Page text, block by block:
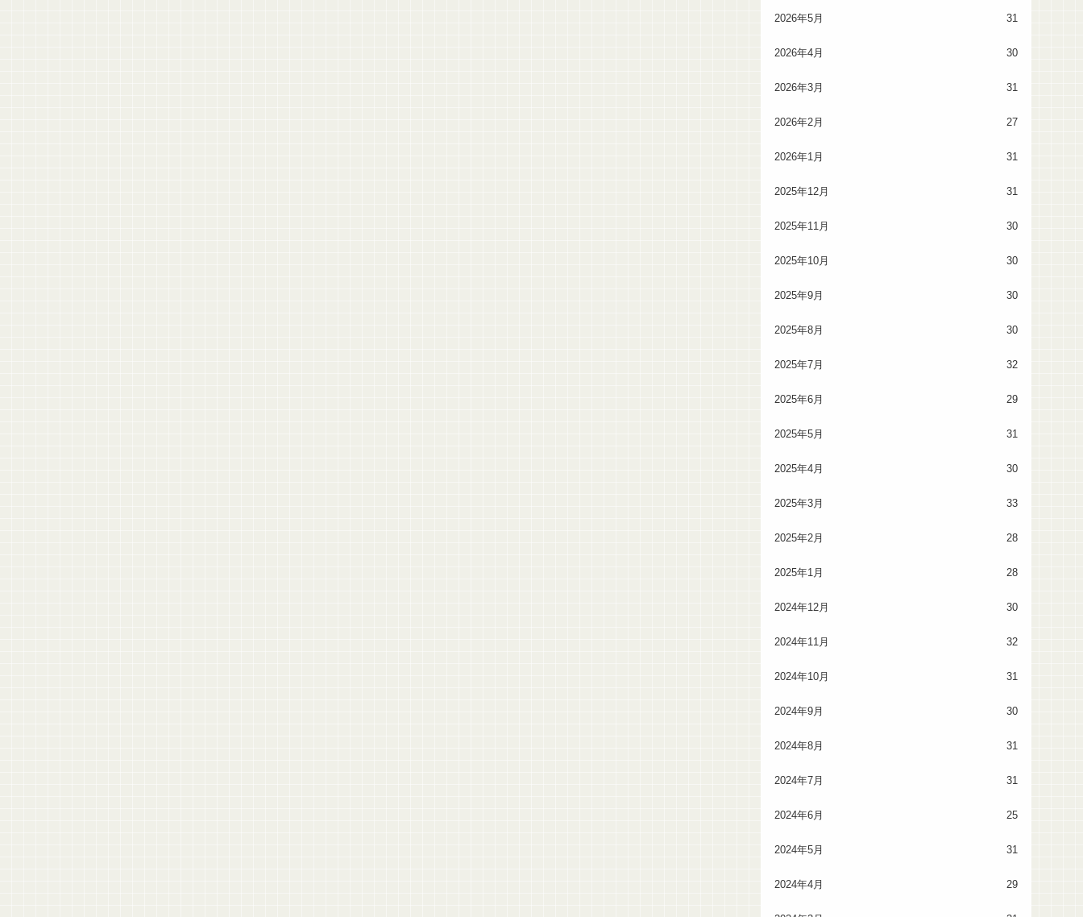
2026年5月 31
2026年4月 30
2026年3月 31
2026年2月 27
2026年1月 31
2025年12月 31
2025年11月 30
2025年10月 30
2025年9月 30
2025年8月 30
2025年7月 32
2025年6月 29
2025年5月 31
2025年4月 30
2025年3月 33
2025年2月 28
2025年1月 28
2024年12月 30
2024年11月 32
2024年10月 31
2024年9月 30
2024年8月 31
2024年7月 31
2024年6月 25
2024年5月 31
2024年4月 29